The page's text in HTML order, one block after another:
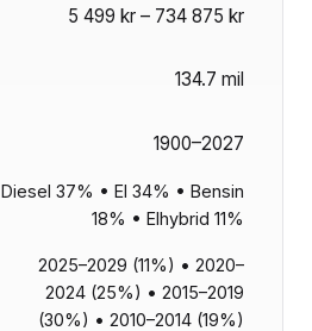
5 499 kr – 734 875 kr
134.7 mil
1900–2027
Diesel 37% • El 34% • Bensin
18% • Elhybrid 11%
2025–2029 (11%) • 2020–
2024 (25%) • 2015–2019
(30%) • 2010–2014 (19%)